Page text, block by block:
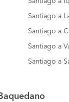
Santiago a
Santiago a
Santiago a
Santiago a